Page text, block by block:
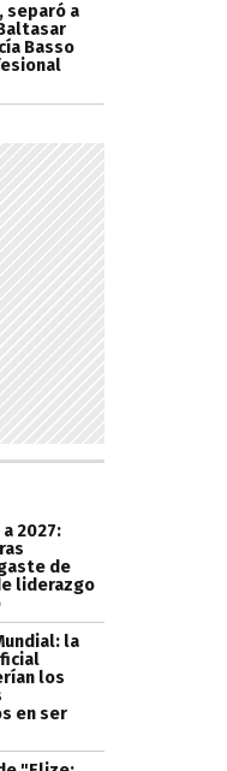
separó a
Basso
2027:
de
liderazgo
la
los
en ser